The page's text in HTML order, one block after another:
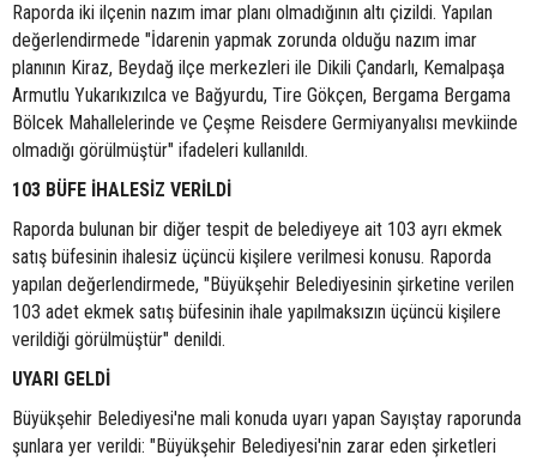
Raporda iki ilçenin nazım imar planı olmadığının altı çizildi. Yapılan
değerlendirmede "İdarenin yapmak zorunda olduğu nazım imar
planının Kiraz, Beydağ ilçe merkezleri ile Dikili Çandarlı, Kemalpaşa
Armutlu Yukarıkızılca ve Bağyurdu, Tire Gökçen, Bergama Bergama
Bölcek Mahallelerinde ve Çeşme Reisdere Germiyanyalısı mevkiinde
olmadığı görülmüştür" ifadeleri kullanıldı.
103 BÜFE İHALESİZ VERİLDİ
Raporda bulunan bir diğer tespit de belediyeye ait 103 ayrı ekmek
satış büfesinin ihalesiz üçüncü kişilere verilmesi konusu. Raporda
yapılan değerlendirmede, "Büyükşehir Belediyesinin şirketine verilen
103 adet ekmek satış büfesinin ihale yapılmaksızın üçüncü kişilere
verildiği görülmüştür" denildi.
UYARI GELDİ
Büyükşehir Belediyesi'ne mali konuda uyarı yapan Sayıştay raporunda
şunlara yer verildi: "Büyükşehir Belediyesi'nin zarar eden şirketleri